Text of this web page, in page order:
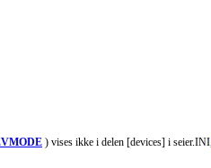
) vises ikke i delen [devices] i seier.INI,